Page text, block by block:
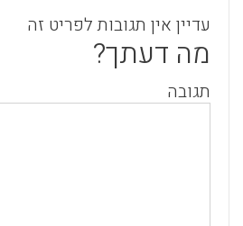
עדיין אין תגובות לפריט זה
מה דעתך?
תגובה